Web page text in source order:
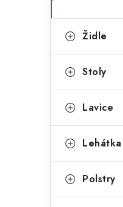
n
í
n
l
Židle
Stoly
Lavice
Lehátka
Polstry